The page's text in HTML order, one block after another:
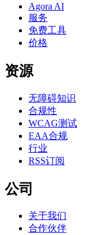
Agora AI
服务
免费工具
价格
资源
无障碍知识
合规性
WCAG测试
EAA合规
行业
RSS订阅
公司
关于我们
合作伙伴